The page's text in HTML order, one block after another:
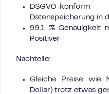
DSGVO-
Datenspeicherung in
99,1 % Genauigkeit
Positiver
Nachteile:
Gleiche Preise wie
Dollar) trotz etwas